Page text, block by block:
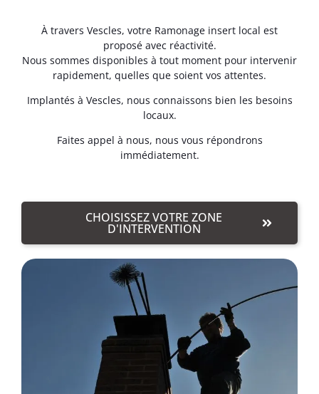
À travers Vescles, votre Ramonage insert local est
proposé avec réactivité.
Nous sommes disponibles à tout moment pour intervenir
rapidement, quelles que soient vos attentes.
Implantés à Vescles, nous connaissons bien les besoins
locaux.
Faites appel à nous, nous vous répondrons
immédiatement.
CHOISISSEZ VOTRE ZONE
D'INTERVENTION